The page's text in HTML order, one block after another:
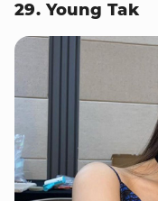
29. Young Tak